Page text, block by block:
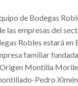
de Bodegas
las empresas del
Robles estará
familiar
Montilla
Pedro